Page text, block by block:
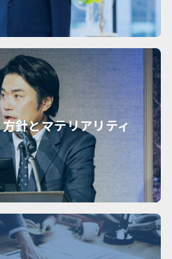
針とマテリアリティ